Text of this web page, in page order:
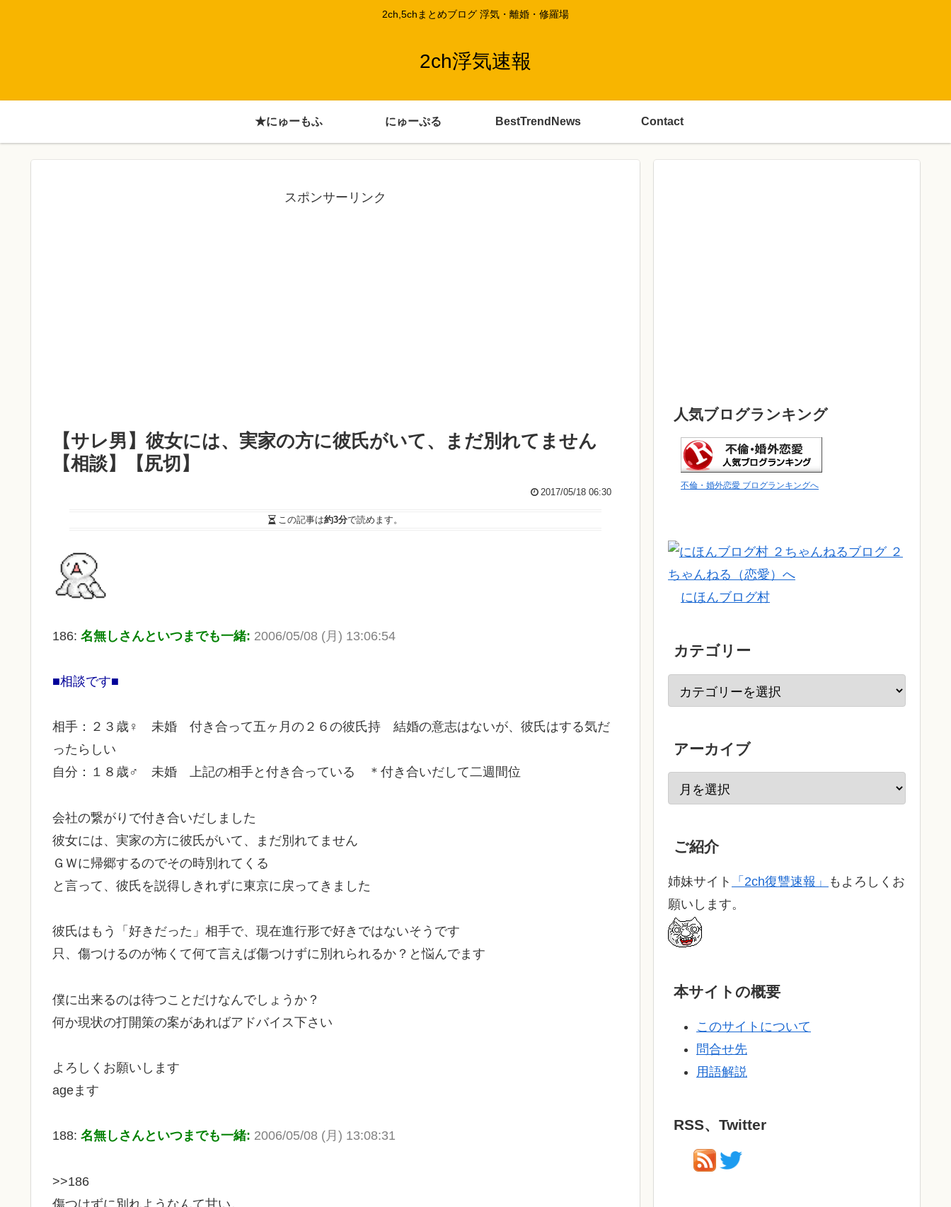
2ch,5chまとめブログ 浮気・離婚・修羅場
2ch浮気速報
★にゅーもふ にゅーぷる BestTrendNews Contact
スポンサーリンク
【サレ男】彼女には、実家の方に彼氏がいて、まだ別れてません
【相談】【尻切】
2017/05/18 06:30
この記事は約3分で読めます。
186: 名無しさんといつまでも一緒: 2006/05/08 (月) 13:06:54
■相談です■
相手：２３歳♀ 未婚 付き合って五ヶ月の２６の彼氏持 結婚の意志はないが、彼氏はする気だ
ったらしい
自分：１８歳♂ 未婚 上記の相手と付き合っている ＊付き合いだして二週間位
会社の繋がりで付き合いだしました
彼女には、実家の方に彼氏がいて、まだ別れてません
ＧＷに帰郷するのでその時別れてくる
と言って、彼氏を説得しきれずに東京に戻ってきました
彼氏はもう「好きだった」相手で、現在進行形で好きではないそうです
只、傷つけるのが怖くて何て言えば傷つけずに別れられるか？と悩んでます
僕に出来るのは待つことだけなんでしょうか？
何か現状の打開策の案があればアドバイス下さい
よろしくお願いします
ageます
188: 名無しさんといつまでも一緒: 2006/05/08 (月) 13:08:31
>>186
傷つけずに別れようなんて甘い。
人気ブログランキング
不倫・婚外恋愛 ブログランキングへ
にほんブログ村
カテゴリー
アーカイブ
ご紹介
姉妹サイト 「2ch復讐速報」
もよろしくお
願いします。
本サイトの概要
このサイトについて
問合せ先
用語解説
RSS、Twitter